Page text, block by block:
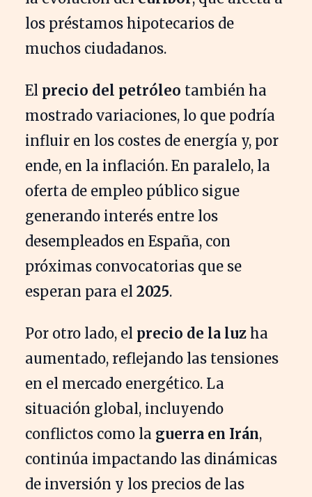
los préstamos hipotecarios de
muchos ciudadanos.
El precio del petróleo también ha
mostrado variaciones, lo que podría
influir en los costes de energía y, por
ende, en la inflación. En paralelo, la
oferta de empleo público sigue
generando interés entre los
desempleados en España, con
próximas convocatorias que se
esperan para el 2025.
Por otro lado, el precio de la luz ha
aumentado, reflejando las tensiones
en el mercado energético. La
situación global, incluyendo
conflictos como la guerra en Irán,
continúa impactando las dinámicas
de inversión y los precios de las